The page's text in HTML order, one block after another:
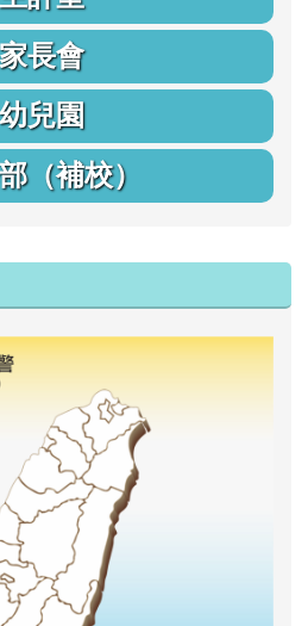
家長會
幼兒園
（補校）